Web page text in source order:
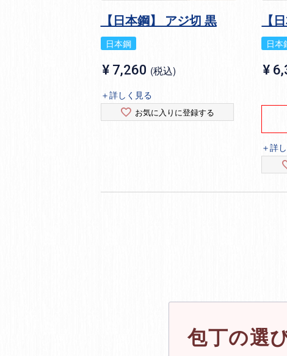
【日本鋼】 アジ切 黒
日本鋼
¥ 7,260 税込
＋詳しく見る
お気に入りに登録する
【
日本
¥
＋詳
包丁の選